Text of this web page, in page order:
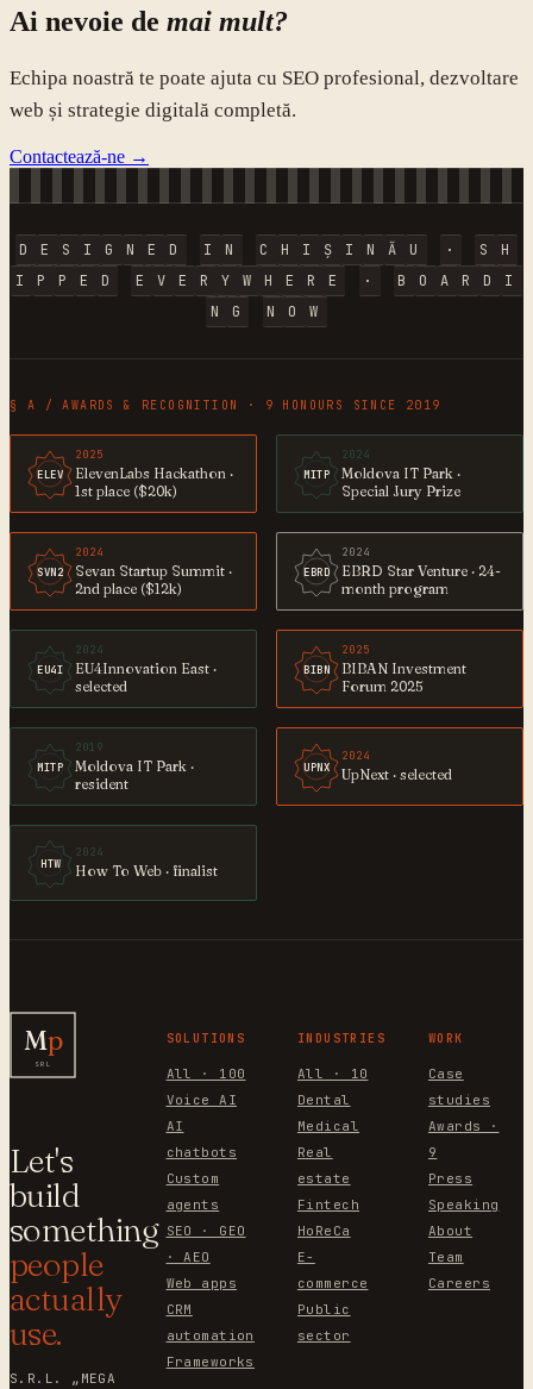
Ai nevoie de mai mult?
Echipa noastră te poate ajuta cu SEO profesional, dezvoltare
web și strategie digitală completă.
Contactează-ne →
D E S I G N E D I N C H I Ș I N Ă U · S
H
I
P P E D E V E R Y W H E R E · B O A R D
I
N
G N O W
§ A / AWARDS & RECOGNITION · 9 HONOURS SINCE 2019
ELEV
2025
ElevenLabs Hackathon ·
1st place ($20k)
MITP
2024
Moldova IT Park ·
Special Jury Prize
SVN2
2024
Sevan Startup Summit ·
2nd place ($12k)
EBRD
2024
EBRD Star Venture · 24-
month program
EU4I
2024
EU4Innovation East ·
selected
BIBN
2025
BIBAN Investment
Forum 2025
MITP
2019
Moldova IT Park ·
resident
UPNX
2024
UpNext · selected
HTW
2024
How To Web · finalist
Mp
SRL
Let's
build
something
people
actually
use.
S.R.L. „MEGA
SOLUTIONS
All · 100
Voice AI
AI
chatbots
Custom
agents
SEO · GEO
· AEO
Web apps
CRM
automation
Frameworks
INDUSTRIES
All · 10
Dental
Medical
Real
estate
Fintech
HoReCa
E-
commerce
Public
sector
WORK
Case
studies
Awards ·
9
Press
Speaking
About
Team
Careers